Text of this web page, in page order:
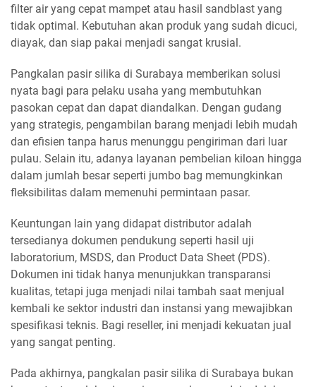
filter air yang cepat mampet atau hasil sandblast yang
tidak optimal. Kebutuhan akan produk yang sudah dicuci,
diayak, dan siap pakai menjadi sangat krusial.
Pangkalan pasir silika di Surabaya memberikan solusi
nyata bagi para pelaku usaha yang membutuhkan
pasokan cepat dan dapat diandalkan. Dengan gudang
yang strategis, pengambilan barang menjadi lebih mudah
dan efisien tanpa harus menunggu pengiriman dari luar
pulau. Selain itu, adanya layanan pembelian kiloan hingga
dalam jumlah besar seperti jumbo bag memungkinkan
fleksibilitas dalam memenuhi permintaan pasar.
Keuntungan lain yang didapat distributor adalah
tersedianya dokumen pendukung seperti hasil uji
laboratorium, MSDS, dan Product Data Sheet (PDS).
Dokumen ini tidak hanya menunjukkan transparansi
kualitas, tetapi juga menjadi nilai tambah saat menjual
kembali ke sektor industri dan instansi yang mewajibkan
spesifikasi teknis. Bagi reseller, ini menjadi kekuatan jual
yang sangat penting.
Pada akhirnya, pangkalan pasir silika di Surabaya bukan